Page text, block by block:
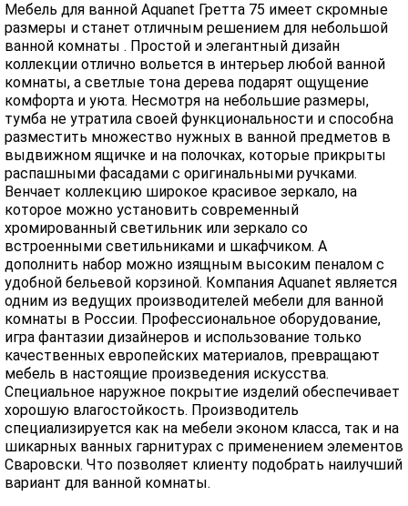
Мебель для ванной Aquanet Гретта 75 имеет скромные
размеры и станет отличным решением для небольшой
ванной комнаты . Простой и элегантный дизайн
коллекции отлично вольется в интерьер любой ванной
комнаты, а светлые тона дерева подарят ощущение
комфорта и уюта. Несмотря на небольшие размеры,
тумба не утратила своей функциональности и способна
разместить множество нужных в ванной предметов в
выдвижном ящичке и на полочках, которые прикрыты
распашными фасадами с оригинальными ручками.
Венчает коллекцию широкое красивое зеркало, на
которое можно установить современный
хромированный светильник или зеркало со
встроенными светильниками и шкафчиком. А
дополнить набор можно изящным высоким пеналом с
удобной бельевой корзиной. Компания Aquanet является
одним из ведущих производителей мебели для ванной
комнаты в России. Профессиональное оборудование,
игра фантазии дизайнеров и использование только
качественных европейских материалов, превращают
мебель в настоящие произведения искусства.
Специальное наружное покрытие изделий обеспечивает
хорошую влагостойкость. Производитель
специализируется как на мебели эконом класса, так и на
шикарных ванных гарнитурах с применением элементов
Сваровски. Что позволяет клиенту подобрать наилучший
вариант для ванной комнаты.